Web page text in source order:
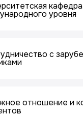
кафедра
уровня
с
отношение и